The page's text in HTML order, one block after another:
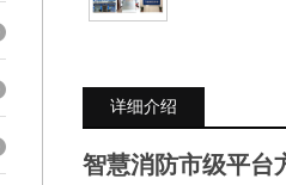
详细介绍
智慧消防市级平台